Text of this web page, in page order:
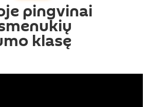
pingvinai
klasę